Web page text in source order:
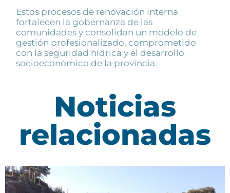
Estos procesos de renovación interna
fortalecen la gobernanza de las
comunidades y consolidan un modelo de
gestión profesionalizado, comprometido
con la seguridad hídrica y el desarrollo
socioeconómico de la provincia.
Noticias
relacionadas